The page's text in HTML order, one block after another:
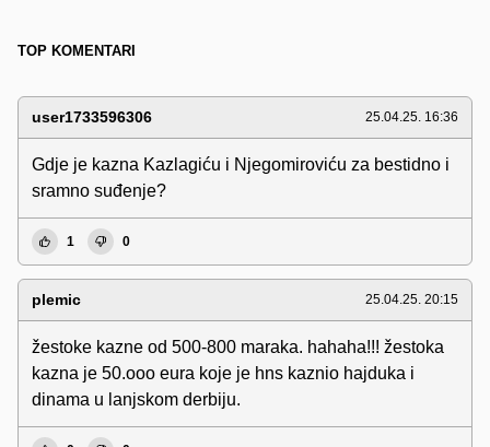
TOP KOMENTARI
user1733596306 25.04.25. 16:36
Gdje je kazna Kazlagiću i Njegomiroviću za bestidno i
sramno suđenje?
1 0
plemic 25.04.25. 20:15
žestoke kazne od 500-800 maraka. hahaha!!! žestoka
kazna je 50.ooo eura koje je hns kaznio hajduka i
dinama u lanjskom derbiju.